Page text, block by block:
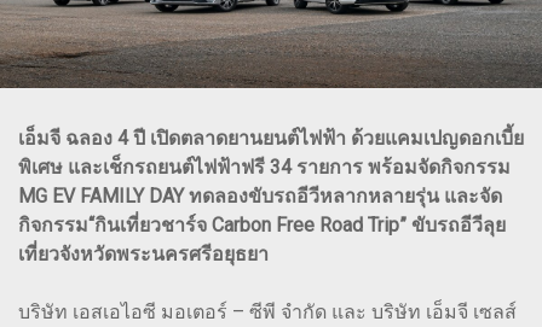
เอ็มจี ฉลอง 4 ปี เปิดตลาดยานยนต์ไฟฟ้า ด้วยแคมเปญดอกเบี้ย
พิเศษ และเช็กรถยนต์ไฟฟ้าฟรี 34 รายการ พร้อมจัดกิจกรรม
MG EV FAMILY DAY ทดลองขับรถอีวีหลากหลายรุ่น และจัด
กิจกรรม“กินเที่ยวชาร์จ Carbon Free Road Trip” ขับรถอีวีลุย
เที่ยวจังหวัดพระนครศรีอยุธยา
บริษัท เอสเอไอซี มอเตอร์ – ซีพี จำกัด และ บริษัท เอ็มจี เซลส์